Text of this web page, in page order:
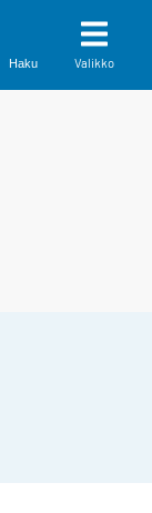
Haku Valikko